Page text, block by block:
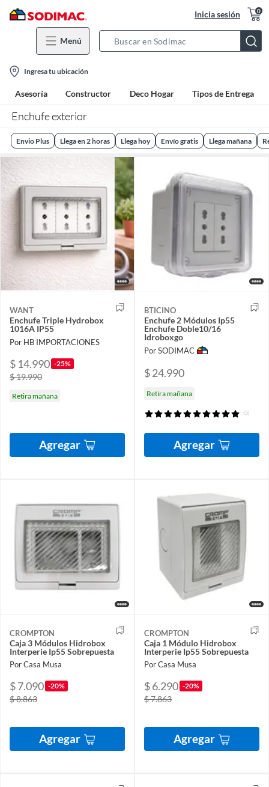
Inicia sesión 0
Menú
Bar
location-
icon
Ingresa tu ubicación
Asesoría Constructor Deco Hogar Tipos de Entrega
Enchufe exterior
Envio Plus Llega en 2 horas Llega hoy Envío gratis Llega mañana
WANT
Enchufe Triple Hydrobox
1016A IP55
Por HB IMPORTACIONES
$ 14.990 -25%
$ 19.990
Retira mañana
Agregar
BTICINO
Enchufe 2 Módulos Ip55
Enchufe Doble10/16
Idroboxgo
Por SODIMAC
$ 24.990
Retira mañana
(5)
Agregar
CROMPTON
Caja 3 Módulos Hidrobox
Interperie Ip55 Sobrepuesta
Por Casa Musa
$ 7.090 -20%
$ 8.863
Agregar
CROMPTON
Caja 1 Módulo Hidrobox
Interperie Ip55 Sobrepuesta
Por Casa Musa
$ 6.290 -20%
$ 7.863
Agregar